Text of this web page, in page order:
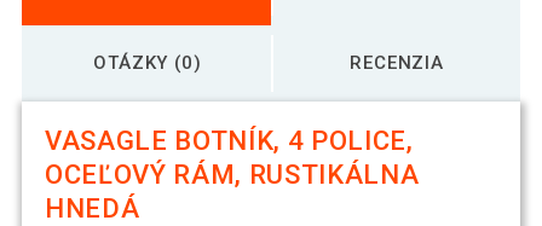
OTÁZKY (0) RECENZIA
VASAGLE BOTNÍK, 4 POLICE,
OCEĽOVÝ RÁM, RUSTIKÁLNA
HNEDÁ